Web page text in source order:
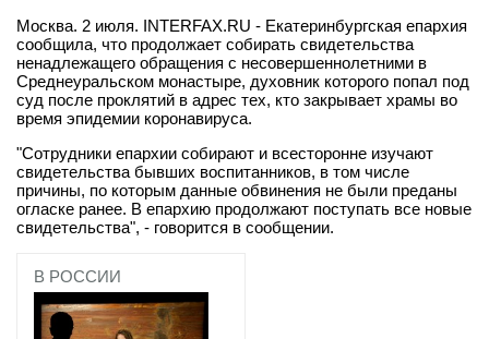
Москва. 2 июля. INTERFAX.RU - Екатеринбургская епархия
сообщила, что продолжает собирать свидетельства
ненадлежащего обращения с несовершеннолетними в
Среднеуральском монастыре, духовник которого попал под
суд после проклятий в адрес тех, кто закрывает храмы во
время эпидемии коронавируса.
"Сотрудники епархии собирают и всесторонне изучают
свидетельства бывших воспитанников, в том числе
причины, по которым данные обвинения не были преданы
огласке ранее. В епархию продолжают поступать все новые
свидетельства", - говорится в сообщении.
В РОССИИ